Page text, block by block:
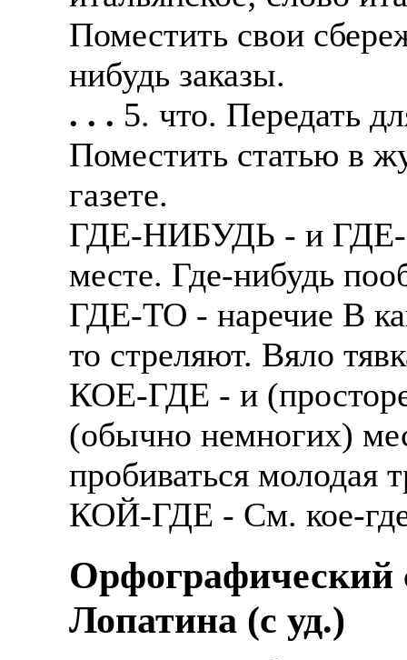
Поместить свои
нибудь заказы.
. . . 5. что. Передать
Поместить статью в
газете.
ГДЕ-НИБУДЬ - и ГДЕ-
месте. Где-нибудь
ГДЕ-ТО - наречие В
то стреляют. Вяло
КОЕ-ГДЕ - и
(обычно немногих)
пробиваться молодая
КОЙ-ГДЕ - См. кое-
Орфографический
Лопатина (c уд.)